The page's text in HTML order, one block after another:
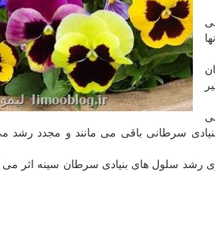
سرطانی باقی می مانند و مجدد رشد
سلول های بنیادی سرطان سینه اثر می